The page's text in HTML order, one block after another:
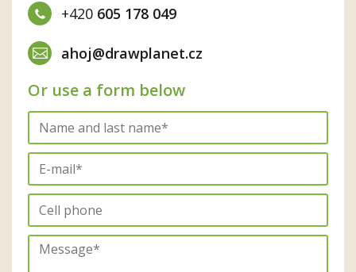
+420 605 178 049
ahoj@drawplanet.cz
Or use a form below